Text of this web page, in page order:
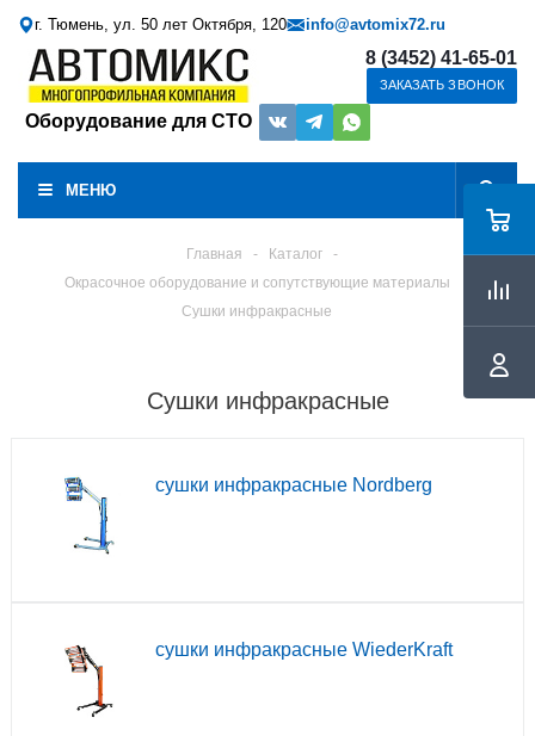
г. Тюмень, ул. 50 лет Октября, 120 info@avtomix72.ru
Оборудование для СТО
8 (3452) 41-65-01
ЗАКАЗАТЬ ЗВОНОК
МЕНЮ
Главная - Каталог
-
Окрасочное оборудование и сопутствующие материалы
Сушки инфракрасные
Сушки инфракрасные
сушки инфракрасные Nordberg
сушки инфракрасные WiederKraft